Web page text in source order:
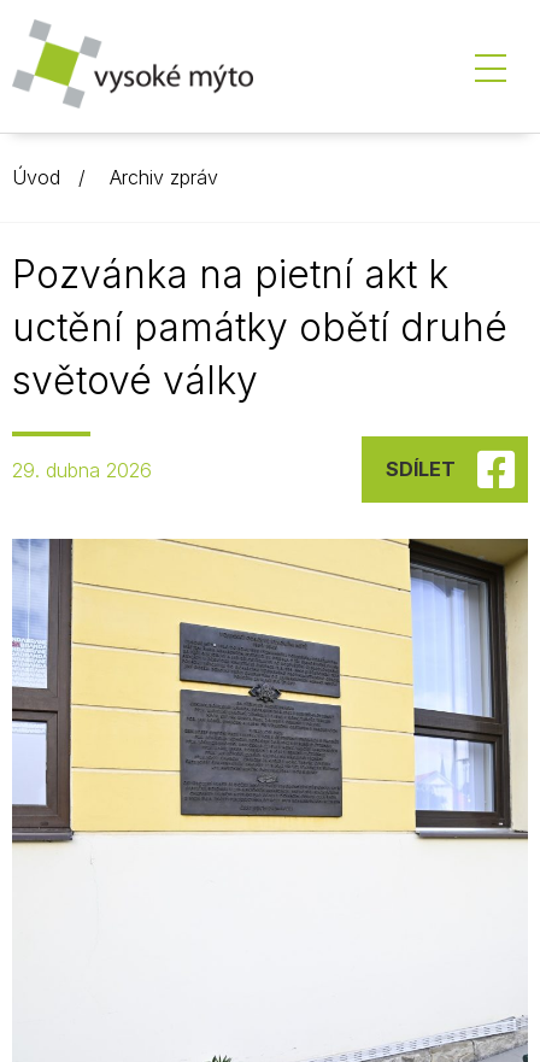
Úvod Archiv zpráv
Pozvánka na pietní akt k
uctění památky obětí druhé
světové války
29. dubna 2026 SDÍLET